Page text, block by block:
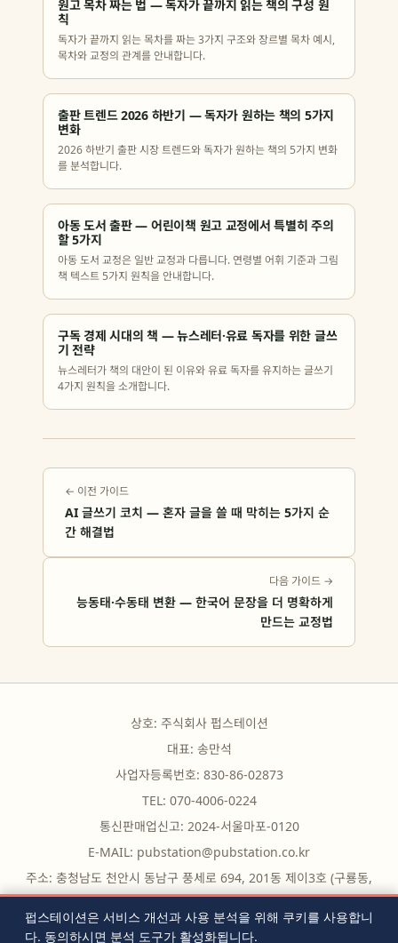
원고 목차 짜는 법 — 독자가 끝까지 읽는 책의 구성 원
칙
독자가 끝까지 읽는 목차를 짜는 3가지 구조와 장르별 목차 예시,
목차와 교정의 관계를 안내합니다.
출판 트렌드 2026 하반기 — 독자가 원하는 책의 5가지
변화
2026 하반기 출판 시장 트렌드와 독자가 원하는 책의 5가지 변화
를 분석합니다.
아동 도서 출판 — 어린이책 원고 교정에서 특별히 주의
할 5가지
아동 도서 교정은 일반 교정과 다릅니다. 연령별 어휘 기준과 그림
책 텍스트 5가지 원칙을 안내합니다.
구독 경제 시대의 책 — 뉴스레터·유료 독자를 위한 글쓰
기 전략
뉴스레터가 책의 대안이 된 이유와 유료 독자를 유지하는 글쓰기
4가지 원칙을 소개합니다.
← 이전 가이드
AI 글쓰기 코치 — 혼자 글을 쓸 때 막히는 5가지 순
간 해결법
다음 가이드 →
능동태·수동태 변환 — 한국어 문장을 더 명확하게
만드는 교정법
상호: 주식회사 펍스테이션
대표: 송만석
사업자등록번호: 830-86-02873
TEL: 070-4006-0224
통신판매업신고: 2024-서울마포-0120
E-MAIL: pubstation@pubstation.co.kr
주소: 충청남도 천안시 동남구 풍세로 694, 201동 제이3호 (구룡동,
구룡빌딩)
펍스테이션은 서비스 개선과 사용 분석을 위해 쿠키를 사용합니
다. 동의하시면 분석 도구가 활성화됩니다.